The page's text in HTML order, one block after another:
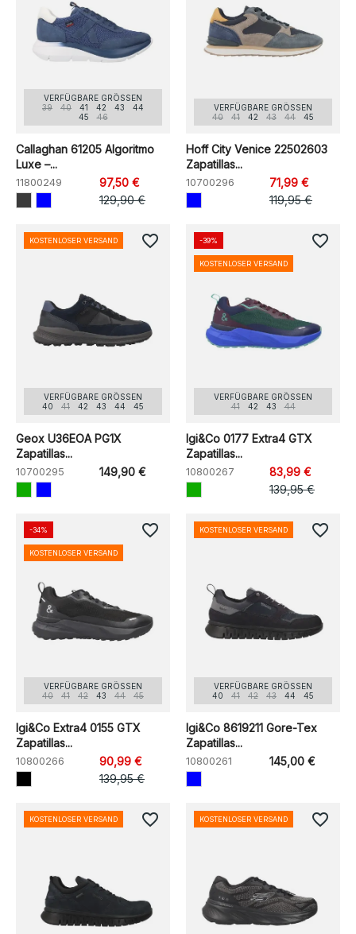
VERFÜGBARE GRÖSSEN
39
40 41 42 43
44
45
46
Callaghan 61205 Algoritmo
Luxe –...
11800249
97,50 €
129,90 €
VERFÜGBARE GRÖSSEN
40
41 42 43 44 45
Hoff City Venice 22502603
Zapatillas...
10700296
71,99 €
119,95 €
VERFÜGBARE GRÖSSEN
40
41 42 43 44 45
Geox U36EOA PG1X
Zapatillas...
10700295 149,90 €
KOSTENLOSER VERSAND favorite_border
VERFÜGBARE GRÖSSEN
41
42 43 44
Igi&Co 0177 Extra4 GTX
Zapatillas...
10800267
83,99 €
139,95 €
-39%
KOSTENLOSER VERSAND
favorite_border
VERFÜGBARE GRÖSSEN
40
41 42 43 44 45
Igi&Co Extra4 0155 GTX
Zapatillas...
10800266
90,99 €
139,95 €
-34%
KOSTENLOSER VERSAND
favorite_border
VERFÜGBARE GRÖSSEN
40
41 42 43 44 45
Igi&Co 8619211 Gore-Tex
Zapatillas...
10800261 145,00 €
KOSTENLOSER VERSAND favorite_border
KOSTENLOSER VERSAND favorite_border KOSTENLOSER VERSAND favorite_border